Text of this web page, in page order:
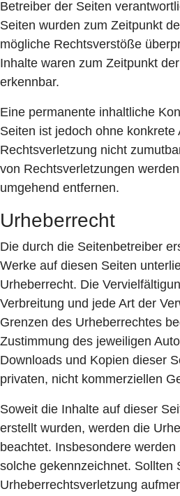
Betreiber der Seiten
Seiten wurden zum Zeitpunkt
mögliche Rechtsverstöße
Inhalte waren zum Zeitpunkt
erkennbar.
Eine permanente inhaltliche
Seiten ist jedoch ohne konkrete
Rechtsverletzung nicht
von Rechtsverletzungen
umgehend entfernen.
Urheberrecht
Die durch die Seitenbetreiber
Werke auf diesen Seiten
Urheberrecht. Die
Verbreitung und jede Art der
Grenzen des Urheberrechtes
Zustimmung des jeweiligen
Downloads und Kopien dieser
privaten, nicht kommerziellen
Soweit die Inhalte auf dieser
erstellt wurden, werden die
beachtet. Insbesondere
solche gekennzeichnet. Sollten
Urheberrechtsverletzung